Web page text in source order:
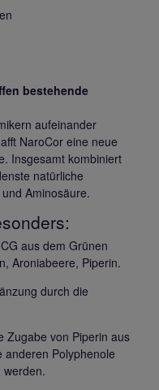
bestehende
aufeinander
NaroCor eine neue
Insgesamt kombiniert
natürliche
Aminosäure.
aus dem Grünen
Aroniabeere, Piperin.
durch die
Zugabe von Piperin aus
anderen Polyphenole